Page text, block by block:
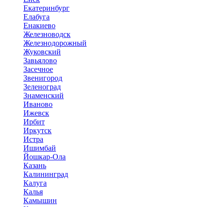
Екатеринбург
Елабуга
Енакиево
Железноводск
Железнодорожный
Жуковский
Завьялово
Засечное
Звенигород
Зеленоград
Знаменский
Иваново
Ижевск
Ирбит
Иркутск
Истра
Ишимбай
Йошкар-Ола
Казань
Калининград
Калуга
Калья
Камышин